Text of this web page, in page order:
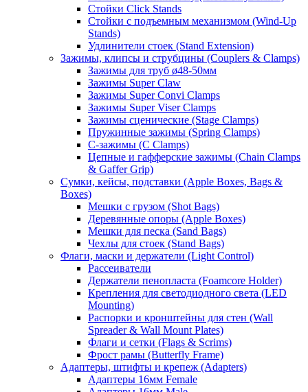
Стойки Click Stands
Стойки с подъемным механизмом (Wind-Up
Stands)
Удлинители стоек (Stand Extension)
Зажимы, клипсы и струбцины (Couplers & Clamps)
Зажимы для труб ø48-50мм
Зажимы Super Claw
Зажимы Super Convi Clamps
Зажимы Super Viser Clamps
Зажимы сценические (Stage Clamps)
Пружинные зажимы (Spring Clamps)
С-зажимы (C Clamps)
Цепные и гафферские зажимы (Chain Clamps
& Gaffer Grip)
Сумки, кейсы, подставки (Apple Boxes, Bags &
Boxes)
Мешки с грузом (Shot Bags)
Деревянные опоры (Apple Boxes)
Мешки для песка (Sand Bags)
Чехлы для стоек (Stand Bags)
Флаги, маски и держатели (Light Control)
Рассеиватели
Держатели пенопласта (Foamcore Holder)
Крепления для светодиодного света (LED
Mounting)
Распорки и кронштейны для стен (Wall
Spreader & Wall Mount Plates)
Флаги и сетки (Flags & Scrims)
Фрост рамы (Butterfly Frame)
Адаптеры, штифты и крепеж (Adapters)
Адаптеры 16мм Female